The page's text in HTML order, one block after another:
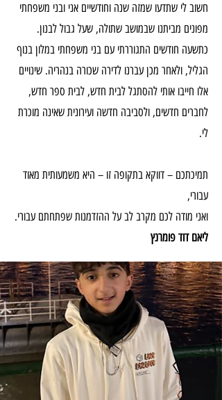
חשוב לי שתדעו שמזה שנה וחודשיים אני ובני משפחתי
מפונים מביתנו שבמושב שתולה, שעל גבול לבנון.
כתשעה חודשים התגוררתי עם בני משפחתי במלון בנוף
הגליל, ולאחר מכן עברנו לדירה שכורה בנהריה. שינויים
אלו חייבו אותי להסתגל לבית חדש, לבית ספר חדש,
לחברים חדשים, ולסביבה חדשה ועירונית שאינה מוכרת
לי.
תמיכתכם – דווקא בתקופה זו – היא משמעותית מאוד
עבורי,
ואני מודה לכם מקרב לב על ההזדמנות שפתחתם עבורי.
ליאם דוד פומרנץ